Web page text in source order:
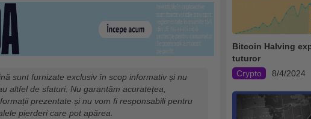
sunt furnizate exclusiv în scop informativ și nu
altfel de sfaturi. Nu garantăm acuratețea,
prezentate și nu vom fi responsabili pentru
pierderi care pot apărea.
Bitcoin Halving
tuturor
Crypto
8/4/2024